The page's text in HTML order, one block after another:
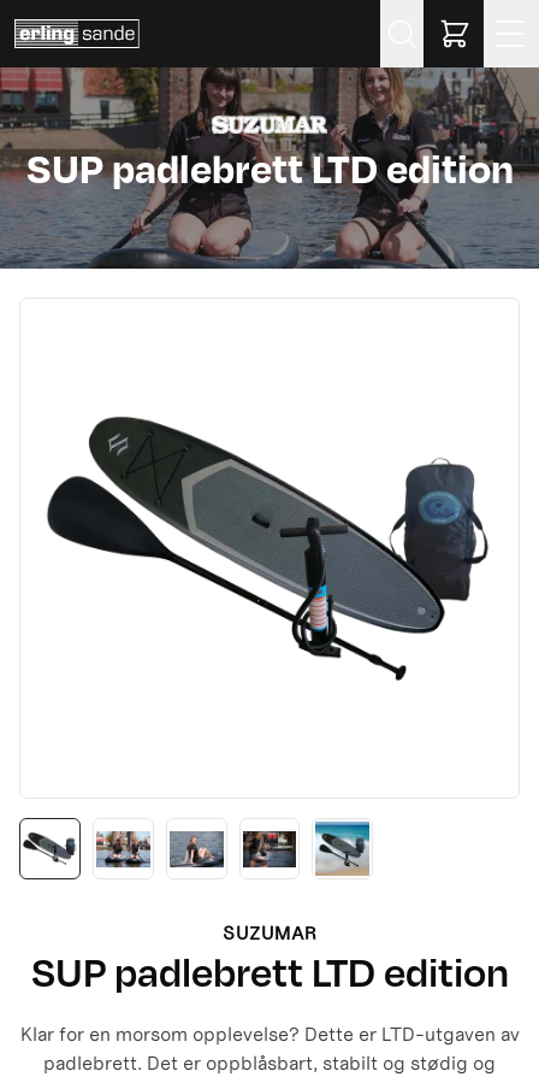
SUP padlebrett LTD edition
SUZUMAR
SUP padlebrett LTD edition
Klar for en morsom opplevelse? Dette er LTD-utgaven av
padlebrett. Det er oppblåsbart, stabilt og stødig og